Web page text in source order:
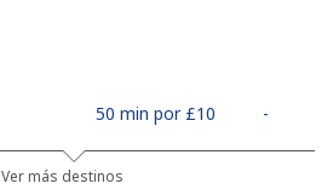
50 min por ⁦£10⁩ -
26 min por ⁦£10⁩
Ver más destinos